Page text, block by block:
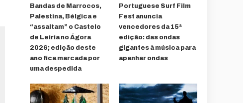
Bandas de Marrocos,
Palestina, Bélgica e
“assaltam” o Castelo
de Leiria no Ágora
2026; edição deste
ano fica marcada por
uma despedida
Portuguese Surf Film
Fest anuncia
vencedores da 15ª
edição: das ondas
gigantes à música para
apanhar ondas